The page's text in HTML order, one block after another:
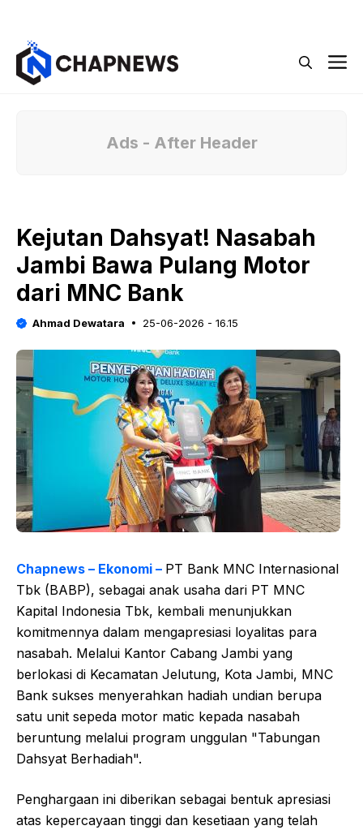
Ads - After Header
Kejutan Dahsyat! Nasabah
Jambi Bawa Pulang Motor
dari MNC Bank
Ahmad Dewatara 25-06-2026 - 16.15
Chapnews – Ekonomi – PT Bank MNC Internasional
Tbk (BABP), sebagai anak usaha dari PT MNC
Kapital Indonesia Tbk, kembali menunjukkan
komitmennya dalam mengapresiasi loyalitas para
nasabah. Melalui Kantor Cabang Jambi yang
berlokasi di Kecamatan Jelutung, Kota Jambi, MNC
Bank sukses menyerahkan hadiah undian berupa
satu unit sepeda motor matic kepada nasabah
beruntung melalui program unggulan "Tabungan
Dahsyat Berhadiah".
Penghargaan ini diberikan sebagai bentuk apresiasi
atas kepercayaan tinggi dan kesetiaan yang telah